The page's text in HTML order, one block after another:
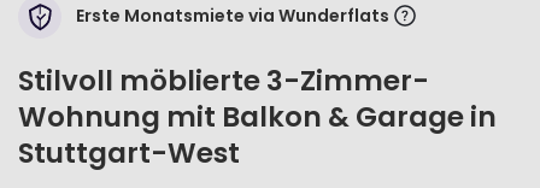
Erste Monatsmiete via Wunderflats
Stilvoll möblierte 3-Zimmer-
Wohnung mit Balkon & Garage in
Stuttgart-West